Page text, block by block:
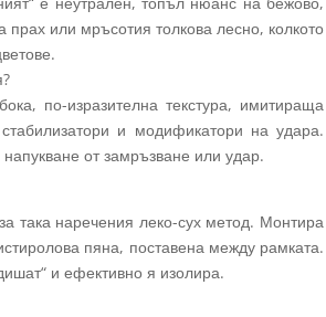
или мръсотия толкова лесно, колкото
по-изразителна текстура, имитираща
и модификатори на удара.
от замръзване или удар.
така наречения леко-сух метод. Монтира
пяна, поставена между рамката.
и ефективно я изолира.